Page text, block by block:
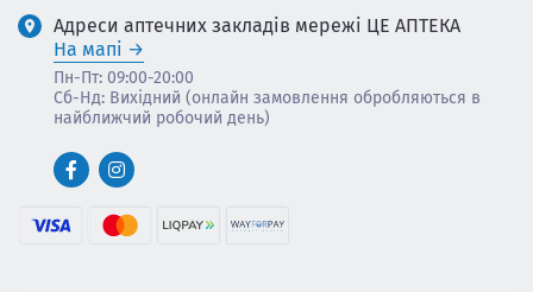
Адреси аптечних закладів мережі ЦЕ АПТЕКА
На мапі
Пн-Пт: 09:00-20:00
Сб-Нд: Вихідний (онлайн замовлення обробляються в
найближчий робочий день)